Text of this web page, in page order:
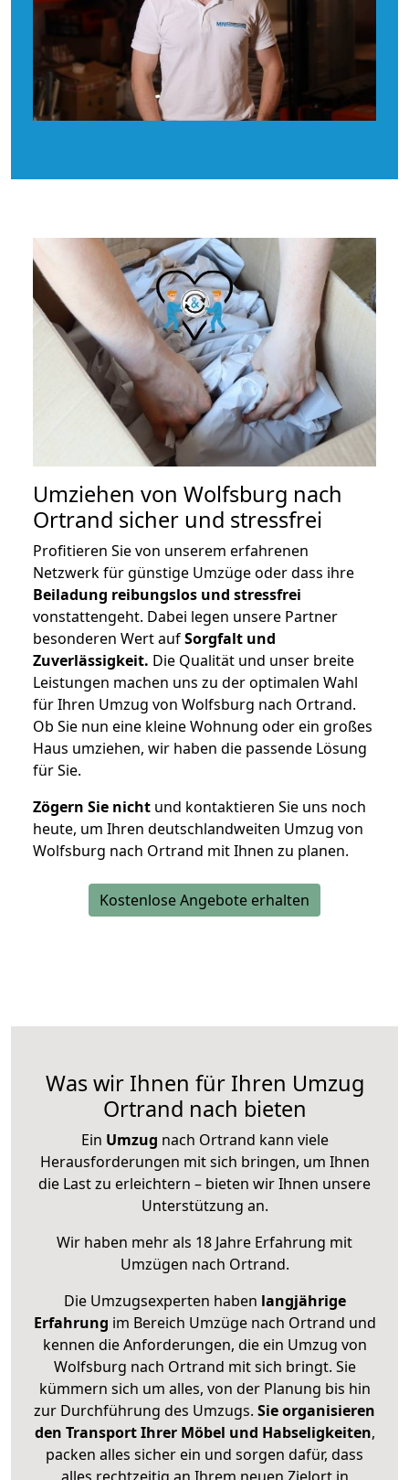
Umziehen von Wolfsburg nach
Ortrand sicher und stressfrei
Profitieren Sie von unserem erfahrenen
Netzwerk für günstige Umzüge oder dass ihre
Beiladung reibungslos und stressfrei
vonstattengeht. Dabei legen unsere Partner
besonderen Wert aufSorgfalt und
Zuverlässigkeit. Die Qualität und unser breite
Leistungen machen uns zu der optimalen Wahl
für Ihren Umzug von Wolfsburg nach Ortrand.
Ob Sie nun eine kleine Wohnung oder ein großes
Haus umziehen, wir haben die passende Lösung
für Sie.
Zögern Sie nicht und kontaktieren Sie uns noch
heute, um Ihren deutschlandweiten Umzug von
Wolfsburg nach Ortrand mit Ihnen zu planen.
Kostenlose Angebote erhalten
Was wir Ihnen für Ihren Umzug
Ortrand nach bieten
Ein Umzug nach Ortrand kann viele
Herausforderungen mit sich bringen, um Ihnen
die Last zu erleichtern – bieten wir Ihnen unsere
Unterstützung an.
Wir haben mehr als 18 Jahre Erfahrung mit
Umzügen nach Ortrand.
Die Umzugsexperten haben langjährige
Erfahrung im Bereich Umzüge nach Ortrand und
kennen die Anforderungen, die ein Umzug von
Wolfsburg nach Ortrand mit sich bringt. Sie
kümmern sich um alles, von der Planung bis hin
zur Durchführung des Umzugs. Sie organisieren
den Transport Ihrer Möbel und Habseligkeiten,
packen alles sicher ein und sorgen dafür, dass